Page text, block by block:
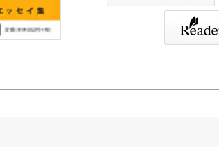
（SONY/ブックリスタ）GALAPAGOS STORE（SHARP）